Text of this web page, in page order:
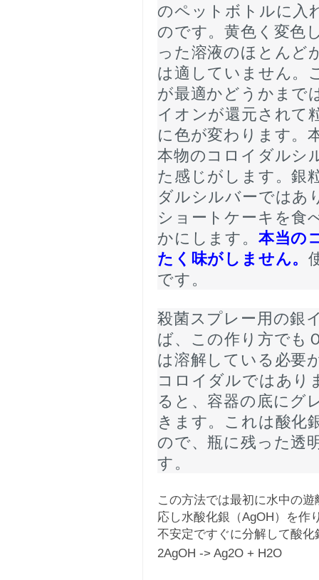
のペットボトルに入
のです。黄色く変色
った溶液のほとんど
は適していません。
が最適かどうかまで
イオンが還元されて
に色が変わります。
本物のコロイダルシ
た感じがします。銀
ダルシルバーではあ
ショートケーキを食
かにします。 本当の
たく味がしません。
です。
殺菌スプレー用の銀
ば、この作り方でも
は溶解している必要
コロイダルではあり
ると、容器の底にグ
きます。これは酸化
ので、瓶に残った透
す。
この方法では最初に水中の
応し水酸化銀（AgOH）を作
不安定ですぐに分解して酸
2AgOH -> Ag2O + H2O